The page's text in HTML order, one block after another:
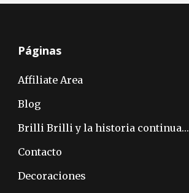
Páginas
Affiliate Area
Blog
Brilli Brilli y la historia continua…
Contacto
Decoraciones